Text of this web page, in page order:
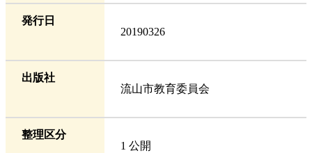
発行日
20190326
出版社
流山市教育委員会
整理区分
1 公開